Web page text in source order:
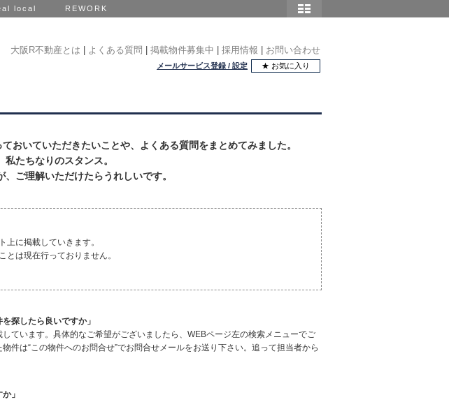
local REWORK
大阪R不動産とは よくある質問 掲載物件募集中 採用情報 お問い合わせ
メールサービス登録 / 設定 ★ お気に入り
おいていただきたいことや、よくある質問をまとめてみました。
たちなりのスタンス。
ご理解いただけたらうれしいです。
上に掲載していきます。
は現在行っておりません。
探したら良いですか」
ています。具体的なご希望がございましたら、WEBページ左の検索メニューでご
件は“この物件へのお問合せ”でお問合せメールをお送り下さい。追って担当者から
」